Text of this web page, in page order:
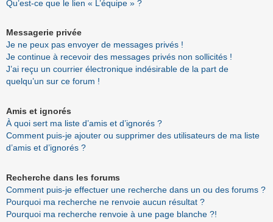
Qu’est-ce que le lien « L’équipe » ?
Messagerie privée
Je ne peux pas envoyer de messages privés !
Je continue à recevoir des messages privés non sollicités !
J’ai reçu un courrier électronique indésirable de la part de
quelqu’un sur ce forum !
Amis et ignorés
À quoi sert ma liste d’amis et d’ignorés ?
Comment puis-je ajouter ou supprimer des utilisateurs de ma liste
d’amis et d’ignorés ?
Recherche dans les forums
Comment puis-je effectuer une recherche dans un ou des forums ?
Pourquoi ma recherche ne renvoie aucun résultat ?
Pourquoi ma recherche renvoie à une page blanche ?!